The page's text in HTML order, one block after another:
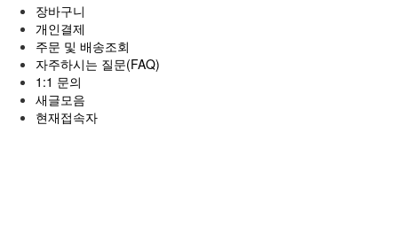
장바구니
개인결제
주문 및 배송조회
자주하시는 질문(FAQ)
1:1 문의
새글모음
현재접속자